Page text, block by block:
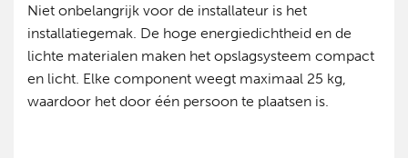
Niet onbelangrijk voor de installateur is het
installatiegemak. De hoge energiedichtheid en de
lichte materialen maken het opslagsysteem compact
en licht. Elke component weegt maximaal 25 kg,
waardoor het door één persoon te plaatsen is.